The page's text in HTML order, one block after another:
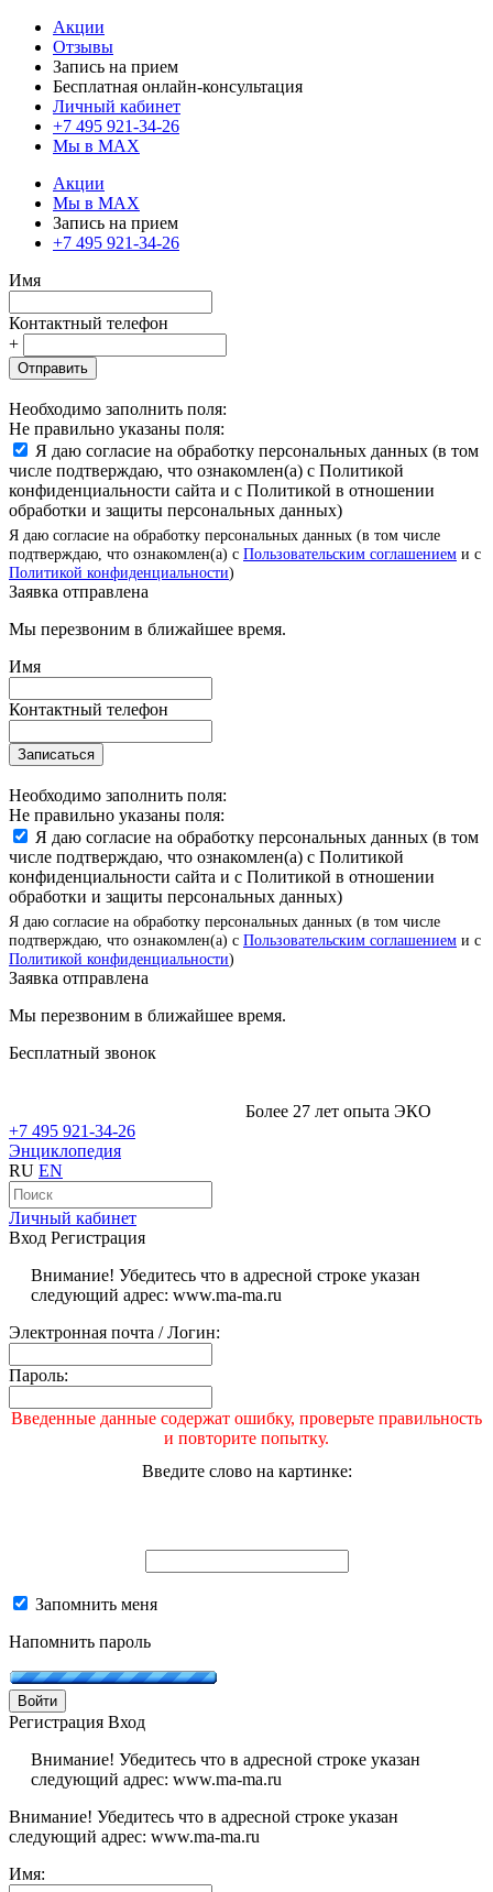
Акции
Отзывы
Запись на прием
Бесплатная онлайн-консультация
Личный кабинет
+7 495 921-34-26
Мы в MAX
Акции
Мы в MAX
Запись на прием
+7 495 921-34-26
Имя
Контактный телефон
+
Отправить
Необходимо заполнить поля:
Не правильно указаны поля:
Я даю согласие на обработку персональных данных (в том
числе подтверждаю, что ознакомлен(а) с Политикой
конфиденциальности сайта и с Политикой в отношении
обработки и защиты персональных данных)
Я даю согласие на обработку персональных данных (в том числе
подтверждаю, что ознакомлен(а) с Пользовательским соглашением и с
Политикой конфиденциальности)
Заявка отправлена
Мы перезвоним в ближайшее время.
Имя
Контактный телефон
Записаться
Необходимо заполнить поля:
Не правильно указаны поля:
Я даю согласие на обработку персональных данных (в том
числе подтверждаю, что ознакомлен(а) с Политикой
конфиденциальности сайта и с Политикой в отношении
обработки и защиты персональных данных)
Я даю согласие на обработку персональных данных (в том числе
подтверждаю, что ознакомлен(а) с Пользовательским соглашением и с
Политикой конфиденциальности)
Заявка отправлена
Мы перезвоним в ближайшее время.
Бесплатный звонок
Более 27 лет опыта ЭКО
+7 495 921-34-26
Энциклопедия
RU EN
Личный кабинет
Вход Регистрация
Внимание! Убедитесь что в адресной строке указан
следующий адрес: www.ma-ma.ru
Электронная почта / Логин:
Пароль:
Введенные данные содержат ошибку, проверьте правильность
и повторите попытку.
Введите слово на картинке:
Запомнить меня
Напомнить пароль
Войти
Регистрация Вход
Внимание! Убедитесь что в адресной строке указан
следующий адрес: www.ma-ma.ru
Внимание! Убедитесь что в адресной строке указан
следующий адрес: www.ma-ma.ru
Имя: